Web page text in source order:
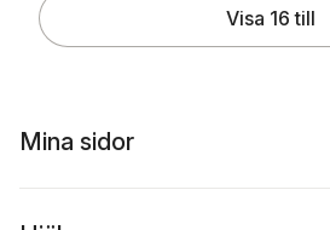
Visa 16 till
Mina sidor